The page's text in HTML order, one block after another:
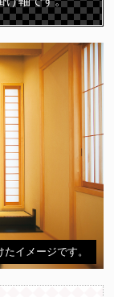
イメージです。